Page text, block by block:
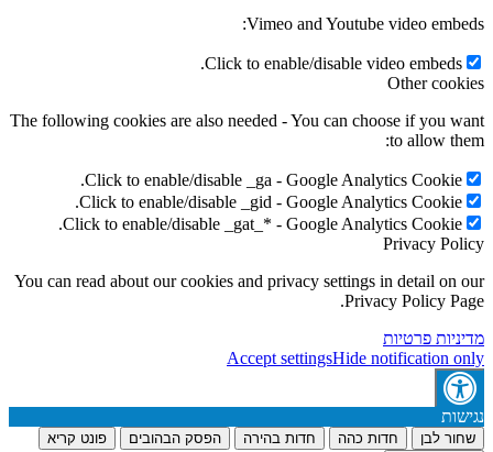
Vimeo and Youtube
Click to enable/disable
The following cookies are also needed - You can
Click to enable/disable _ga - Google
Click to enable/disable _gid - Google
Click to enable/disable _gat_* - Google
You can read about our cookies and privacy settings
Accept settingsHide
כהה חדות בהירה הפסק הבהובים פונט קריא